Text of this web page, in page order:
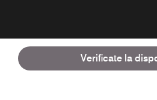
Verificate la